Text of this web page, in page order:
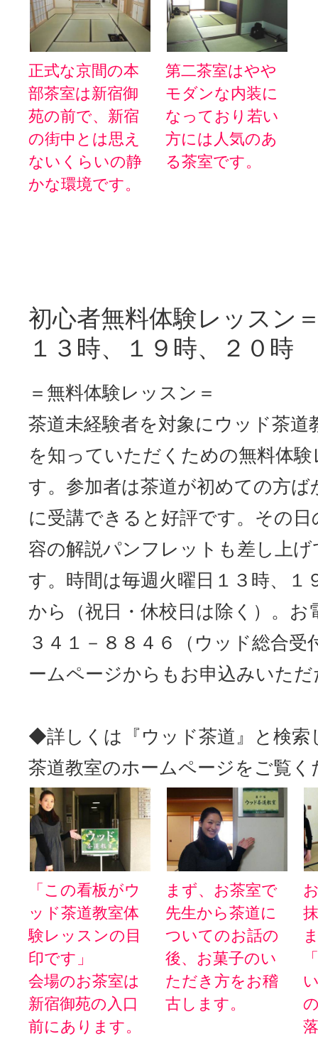
正式な京間の本
部茶室は新宿御
苑の前で、新宿
の街中とは思え
ないくらいの静
かな環境です。
第二茶室はやや
モダンな内装に
なっており若い
方には人気のあ
る茶室です。
初心者無料体験レッスン
１３時、１９時、
＝無料体験レッスン＝
茶道未経験者を対象にウッド茶道
を知っていただくための無料体
す。参加者は茶道が初めての方ば
に受講できると好評です。その
容の解説パンフレットも差し上
す。時間は毎週火曜日１３時、１
から（祝日・休校日は除く）。お
３４１－８８４６（ウッド総合受
ームページからもお申込みいた
◆詳しくは『ウッド茶道』と検索
茶道教室のホームページをご覧く
「この看板がウ
ッド茶道教室体
験レッスンの目
印です」
会場のお茶室は
新宿御苑の入口
前にあります。
まず、お茶室で
先生から茶道に
ついてのお話の
後、お菓子のい
ただき方をお稽
古します。